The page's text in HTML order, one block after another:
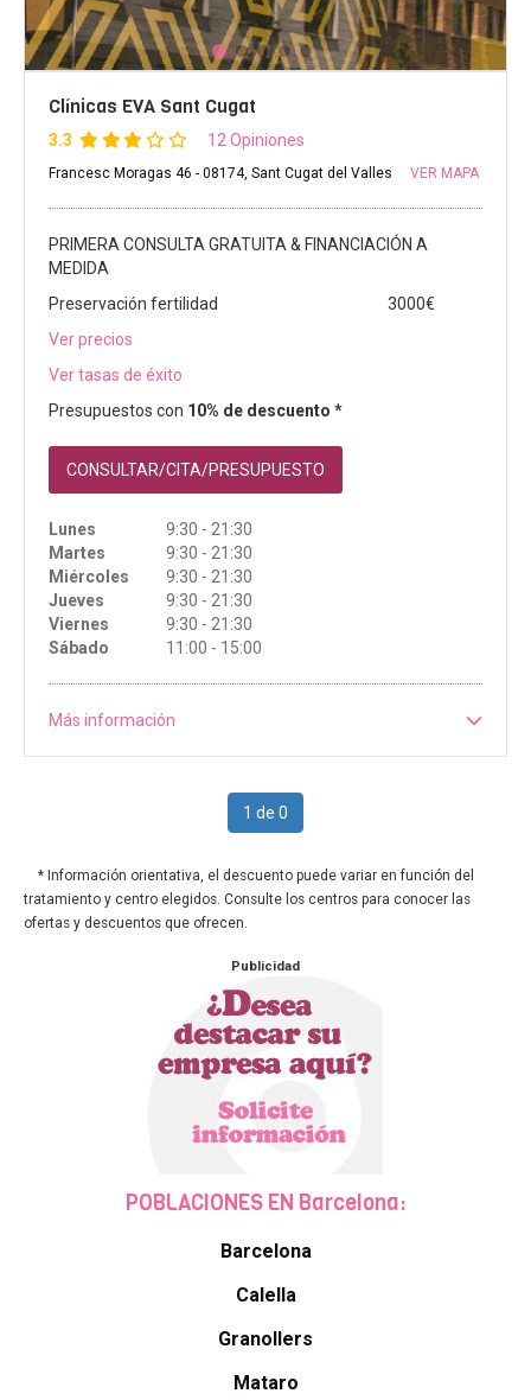
Clínicas EVA Sant Cugat
3.3 12 Opiniones
Francesc Moragas 46 - 08174, Sant Cugat del Valles VER MAPA
PRIMERA CONSULTA GRATUITA & FINANCIACIÓN A
MEDIDA
Preservación fertilidad
3000€
Ver precios
Ver tasas de éxito
Presupuestos con 10% de descuento *
CONSULTAR/CITA/PRESUPUESTO
Lunes
9:30 - 21:30
Martes
9:30 - 21:30
Miércoles
9:30 - 21:30
Jueves
9:30 - 21:30
Viernes
9:30 - 21:30
Sábado
11:00 - 15:00
Más información
1 de 0
* Información orientativa, el descuento puede variar en función del
tratamiento y centro elegidos. Consulte los centros para conocer las
ofertas y descuentos que ofrecen.
Publicidad
POBLACIONES EN Barcelona:
Barcelona
Calella
Granollers
Mataro